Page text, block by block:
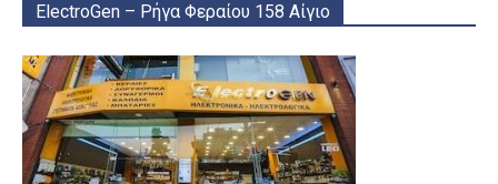
ElectroGen – Ρήγα Φεραίου 158 Αίγιο